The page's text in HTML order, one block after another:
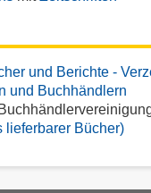
und Berichte -
und Buchhändlern
lieferbarer Bücher)